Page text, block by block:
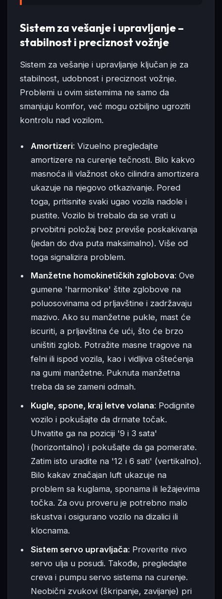
Sistem za vešanje i upravljanje –
stabilnost i preciznost vožnje
Sistem za vešanje i upravljanje ključan je za
stabilnost, udobnost i preciznost vožnje.
Problemi u ovim sistemima ne samo da
smanjuju komfor, već mogu ozbiljno ugroziti
kontrolu nad vozilom.
Amortizeri: Vizuelno pregledajte
amortizere na curenje tečnosti. Bilo kakvo
masnoća ili vlažnost oko cilindra amortizera
ukazuje na njegovo otkazivanje. Pored
toga, pritisnite svaki ugao vozila nadole i
pustite. Vozilo bi trebalo da se vrati u
prvobitni položaj bez previše poskakivanja
(jedan do dva puta maksimalno). Više od
toga signalizira problem.
Manžetne homokinetičkih zglobova: Ove
gumene 'harmonike' štite zglobove na
poluosovinama od prljavštine i zadržavaju
mazivo. Ako su manžetne pukle, mast će
iscuriti, a prljavština će ući, što će brzo
uništiti zglob. Potražite masne tragove na
felni ili ispod vozila, kao i vidljiva oštećenja
na gumi manžetne. Puknuta manžetna
treba da se zameni odmah.
Kugle, spone, kraj letve volana: Podignite
vozilo i pokušajte da drmate točak.
Uhvatite ga na poziciji '9 i 3 sata'
(horizontalno) i pokušajte da ga pomerate.
Zatim isto uradite na '12 i 6 sati' (vertikalno).
Bilo kakav značajan luft ukazuje na
problem sa kuglama, sponama ili ležajevima
točka. Za ovu proveru je potrebno malo
iskustva i osigurano vozilo na dizalici ili
klocnama.
Sistem servo upravljača: Proverite nivo
servo ulja u posudi. Takođe, pregledajte
creva i pumpu servo sistema na curenje.
Neobični zvukovi (škripanje, zavijanje) pri